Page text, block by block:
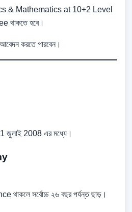
& Mathematics at 10+2 Level
থাকতে হবে।
আবেদন করতে পারবেন।
জুলাই 2008 এর মধ্যে।
সর্বোচ্চ ২৬ বছর পর্যন্ত ছাড়।